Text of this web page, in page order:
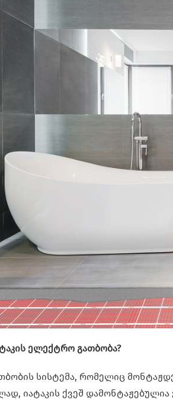
ელექტრო გათბობა?
სისტემა, რომელიც
იატაკის ქვეშ